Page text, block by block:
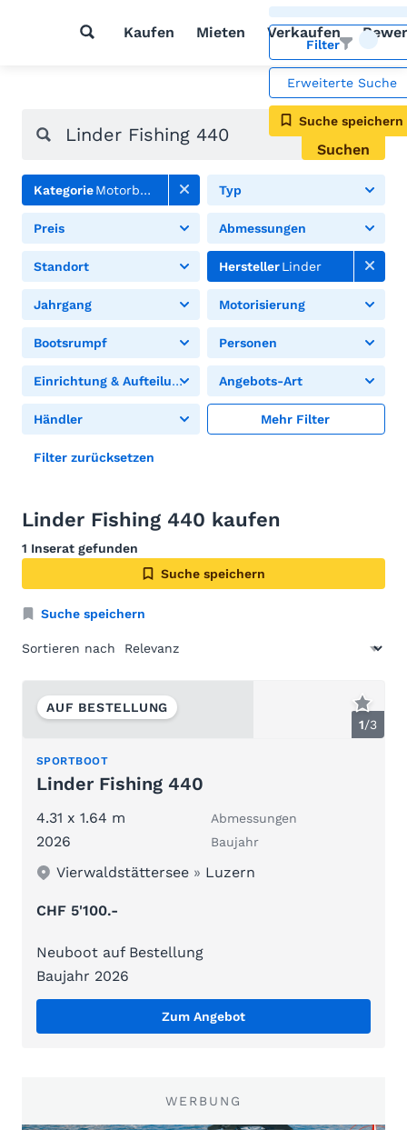
Kaufen Mieten Verkaufen
Filter
Erweiterte Suche
Suche speichern
Suchen
KategorieMotorboote Typ
Preis Abmessungen
Standort HerstellerLinder
Jahrgang Motorisierung
Bootsrumpf Personen
Einrichtung & Aufteilung Angebots-Art
Händler Mehr Filter
Filter zurücksetzen
Linder Fishing 440 kaufen
1 Inserat gefunden
Suche speichern
Suche speichern
Sortieren nach
1/3
AUF BESTELLUNG
SPORTBOOT
Linder Fishing 440
4.31 x 1.64 m Abmessungen
2026 Baujahr
Vierwaldstättersee » Luzern
CHF 5'100.-
Neuboot auf Bestellung
Baujahr 2026
Zum Angebot
WERBUNG